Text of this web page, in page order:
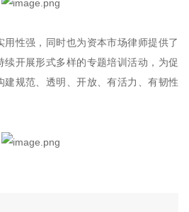
性强，同时也为资本市场律师提供了
续开展形式多样的专题培训活动，为促
建规范、透明、开放、有活力、有韧性